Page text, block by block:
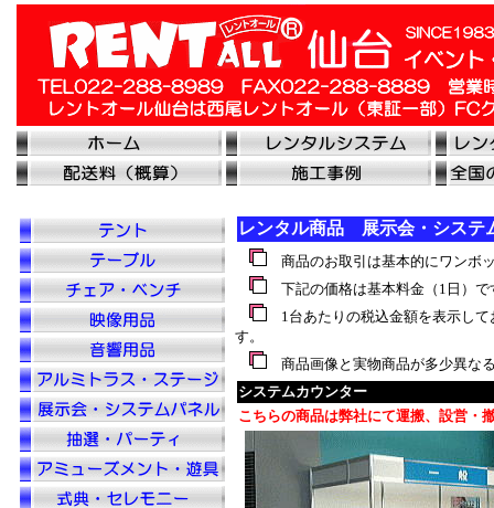
レンタル商品 展示会・システ
商品のお取引は基本的にワンボ
下記の価格は基本料金（1日）で
1台あたりの税込金額を表示して
す。
商品画像と実物商品が多少異な
システムカウンター
こちらの商品は弊社にて運搬、設営・